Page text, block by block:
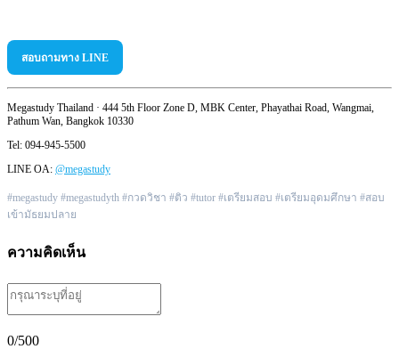
สอบถามทาง LINE
Megastudy Thailand · 444 5th Floor Zone D, MBK Center, Phayathai Road, Wangmai,
Pathum Wan, Bangkok 10330
Tel: 094-945-5500
LINE OA: @megastudy
#megastudy #megastudyth #กวดวิชา #ติว #tutor #เตรียมสอบ #เตรียมอุดมศึกษา #สอบ
เข้ามัธยมปลาย
ความคิดเห็น
0/500